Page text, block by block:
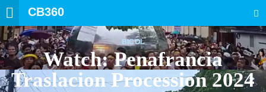
CB360
BICOL
Watch: Penafrancia
Traslacion Procession 2024